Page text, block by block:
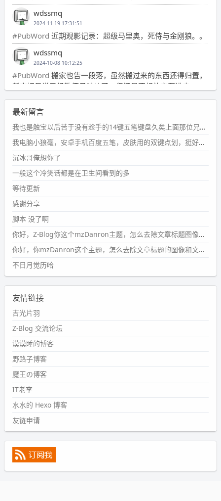
wdssmq
2024-11-19 17:31:51
#PubWord 近期观影记录：超级马里奥，死侍与金刚狼。。
wdssmq
2024-10-08 10:12:25
#PubWord 搬家也告一段落，虽然搬过来的东西还得归置，
新衣柜虽说已经散俩月味儿了，但还是不想放衣服进去。
wdssmq
2024-09-23 21:00:49
#PubWord要不我每年汇总整理一次？？碎雨集_沉冰浮水_
第1页https://www.wdssmq.com/tag/%E7%A2%8E%E9%9
B%A8%E9%9B%86/
wdssmq
2024-09-23 20:58:40
#PubWord
条嘟？？？？
wdssmq
2024-09-15 10:32:07
#PubWordVSCode 内 git 操作卡住的时候没办法主动取消
一直是个痛点，一般都是推送或拉取，今天连提交都卡
了。。
wdssmq
2024-09-11 08:45:43
#PubWord
然后天凉了，为了应对踢被子买了睡袋，不知道 1.2 米会不
会略窄。。
wdssmq
2024-09-09 19:43:00
#PubWord
表，21 年 11 月底发现 B 站上线了这部，直到前几天才看
完，还是分两次看的。。接下来有五项是 2019 年的，都是
电影 —— 略长的待办列表。。
最新留言
我也是触宝以后苦于没有趁手的14键五笔键盘久矣上面那位兄台用的百度双键点划布局我也用过很久，那个皮肤做得很粗糙，个别键位的触发区域是错位的，快速打字时很容易出错，修改它的皮肤文件校正后勉强能用，但早年出的皮肤分辨率太低，实在谈不上美观。百度小米定制版的商店里有一个"小黑板"皮肤还不错(百度官方输入法商店里没有)，但那个风格我不喜欢这两天找到了一个叫"森林集"的公众号，开发了海量的皮肤，很多都有14键版本，付费但很便宜，几块钱，终于有自己满意的输入法了搜了一下，这个工作室还是百度的官方合作伙伴，不知道为什么14键作品都不在官方商店上架，难道是百度官方在刻意放弃14键？
我电脑小狼毫，安卓手机百度五笔，皮肤用的双键点划，挺好的。
沉冰哥俺想你了
一般这个冷笑话都是在卫生间看到的多
等待更新
感谢分享
脚本 没了啊
你好，Z-Blog你这个mzDanron主题，怎么去除文章标题图像和文章摘要，仅显示标题，感谢回复！
你好，你mzDanron这个主题，怎么去除文章标题的图像和文章摘要！仅显示标题，感谢回复解决！
不日月觉历哈
友情链接
吉光片羽
Z-Blog 交流论坛
漠漠睡的博客
野路子博客
魔王の博客
IT老李
水水的 Hexo 博客
友链申请